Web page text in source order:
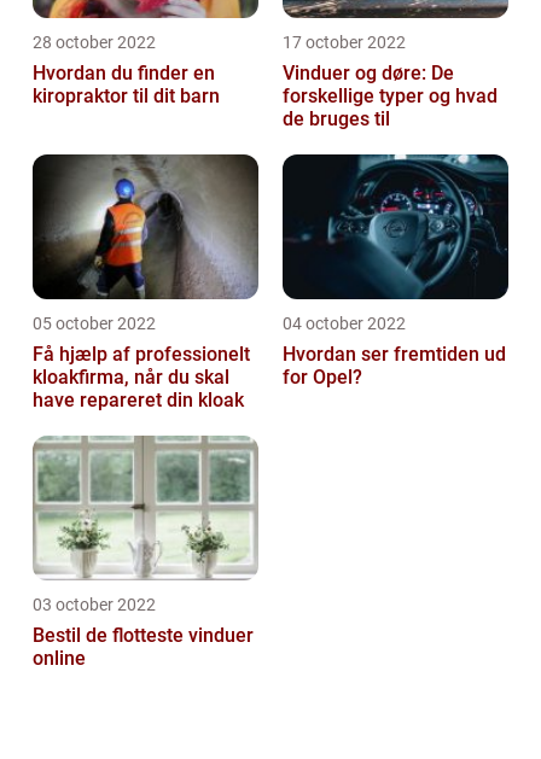
28 october 2022
Hvordan du finder en
kiropraktor til dit barn
17 october 2022
Vinduer og døre: De
forskellige typer og hvad
de bruges til
05 october 2022
Få hjælp af professionelt
kloakfirma, når du skal
have repareret din kloak
04 october 2022
Hvordan ser fremtiden ud
for Opel?
03 october 2022
Bestil de flotteste vinduer
online